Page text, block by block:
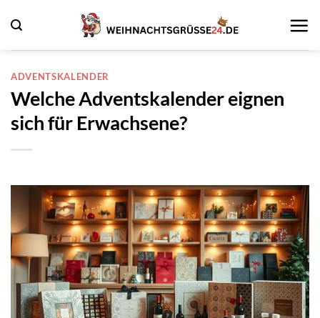
Inhalt
springen
ADVENTSKALENDER
Welche Adventskalender eignen
sich für Erwachsene?